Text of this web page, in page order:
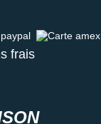
Carte amex
frais